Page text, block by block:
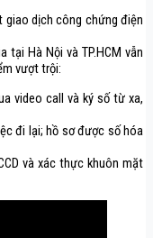
giao dịch công chứng điện
Hà Nội và TP.HCM vẫn
vượt trội:
video call và ký số từ xa,
đi lại; hồ sơ được số hóa
và xác thực khuôn mặt